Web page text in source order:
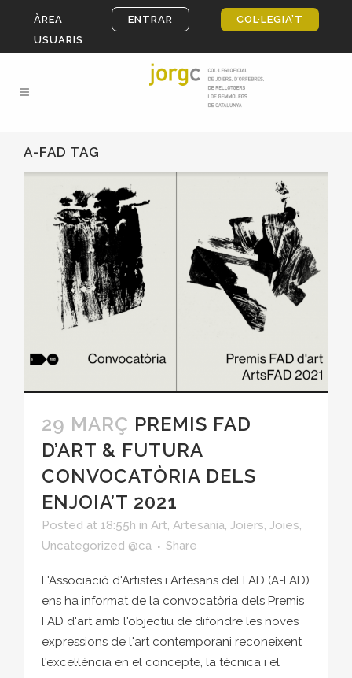
ÀREA
USUARIS
ENTRAR COL·LEGIA’T
A-FAD TAG
29 MARÇ PREMIS FAD
D’ART & FUTURA
CONVOCATÒRIA DELS
ENJOIA’T 2021
Posted at 18:55h in Art, Artesania, Joiers, Joies,
Uncategorized @ca
Share
L'Associació d'Artistes i Artesans del FAD (A-FAD)
ens ha informat de la convocatòria dels Premis
FAD d'art amb l'objectiu de difondre les noves
expressions de l'art contemporani reconeixent
l'excel·lència en el concepte, la tècnica i el